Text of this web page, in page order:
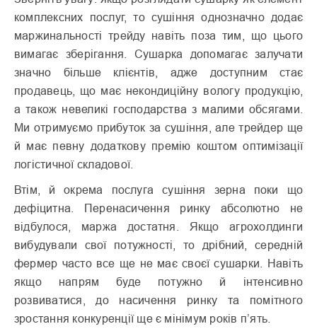
комплексних послуг, то сушіння однозначно додає
маржинальності трейду навіть поза тим, що цього
вимагає зберігання. Сушарка допомагає залучати
значно більше клієнтів, адже доступним стає
продавець, що має некондиційну вологу продукцію,
а також невеликі господарства з малими обсягами.
Ми отримуємо прибуток за сушіння, але трейдер ще
й має певну додаткову премію коштом оптимізації
логістичної складової.
Втім, й окрема послуга сушіння зерна поки що
дефіцитна. Перенасичення ринку абсолютно не
відбулося, маржа достатня. Якщо агрохолдинги
вибудували свої потужності, то дрібний, середній
фермер часто все ще не має своєї сушарки. Навіть
якщо напрям буде потужно й інтенсивно
розвиватися, до насичення ринку та помітного
зростання конкуренції ще є мінімум років п’ять.